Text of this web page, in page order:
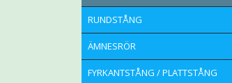
RUNDSTÅNG
ÄMNESRÖR
FYRKANTSTÅNG / PLATTSTÅNG